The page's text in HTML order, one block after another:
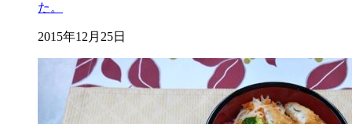
た。
2015年12月25日